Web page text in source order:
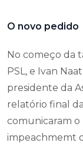
O novo pedido
No começo da
PSL, e Ivan
presidente da
relatório final
comunicaram
impeachmemt